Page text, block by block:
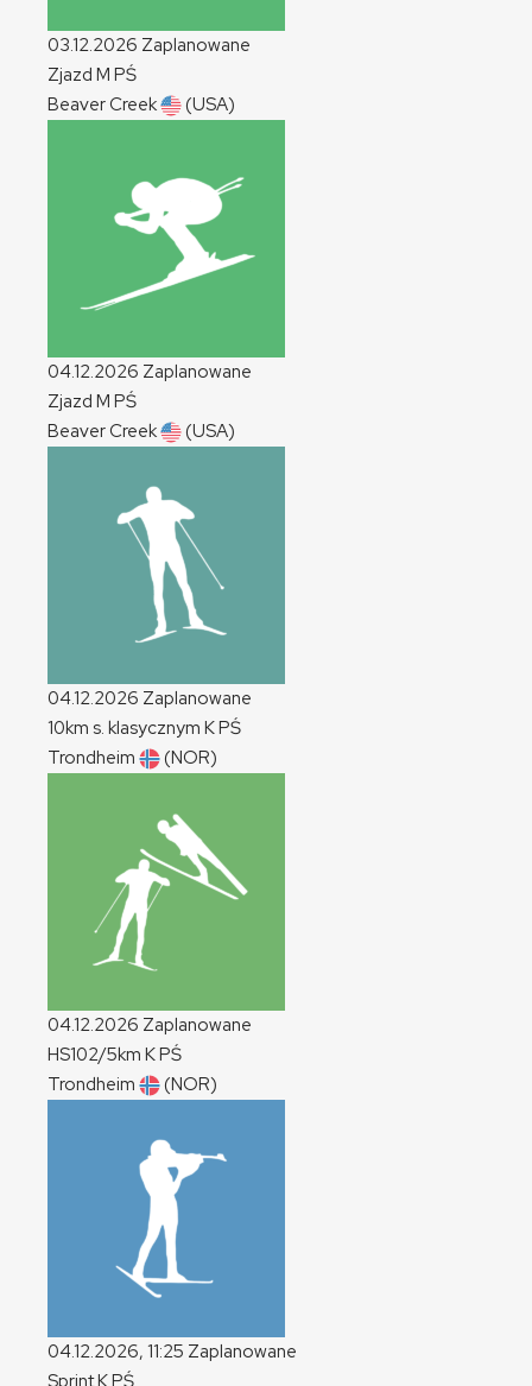
03.12.2026 Zaplanowane
Zjazd M PŚ
Beaver Creek
(USA)
04.12.2026 Zaplanowane
Zjazd M PŚ
Beaver Creek
(USA)
04.12.2026 Zaplanowane
10km s. klasycznym KPŚ
Trondheim
(NOR)
04.12.2026 Zaplanowane
HS102/5km KPŚ
Trondheim
(NOR)
04.12.2026, 11:25 Zaplanowane
SprintKPŚ